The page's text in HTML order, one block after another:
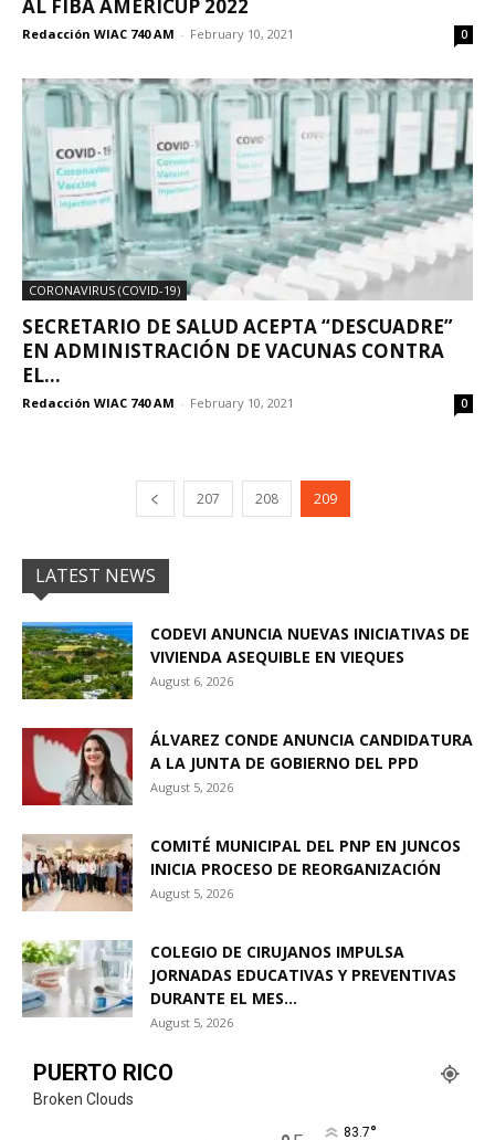
AL FIBA AMERICUP 2022
Redacción WIAC 740 AM - February 10, 2021 0
CORONAVIRUS (COVID-19)
SECRETARIO DE SALUD ACEPTA “DESCUADRE”
EN ADMINISTRACIÓN DE VACUNAS CONTRA
EL...
Redacción WIAC 740 AM - February 10, 2021 0
207 208 209
LATEST NEWS
CODEVI ANUNCIA NUEVAS INICIATIVAS DE
VIVIENDA ASEQUIBLE EN VIEQUES
August 6, 2026
ÁLVAREZ CONDE ANUNCIA CANDIDATURA
A LA JUNTA DE GOBIERNO DEL PPD
August 5, 2026
COMITÉ MUNICIPAL DEL PNP EN JUNCOS
INICIA PROCESO DE REORGANIZACIÓN
August 5, 2026
COLEGIO DE CIRUJANOS IMPULSA
JORNADAS EDUCATIVAS Y PREVENTIVAS
DURANTE EL MES...
August 5, 2026
PUERTO RICO
Broken Clouds
83.7°